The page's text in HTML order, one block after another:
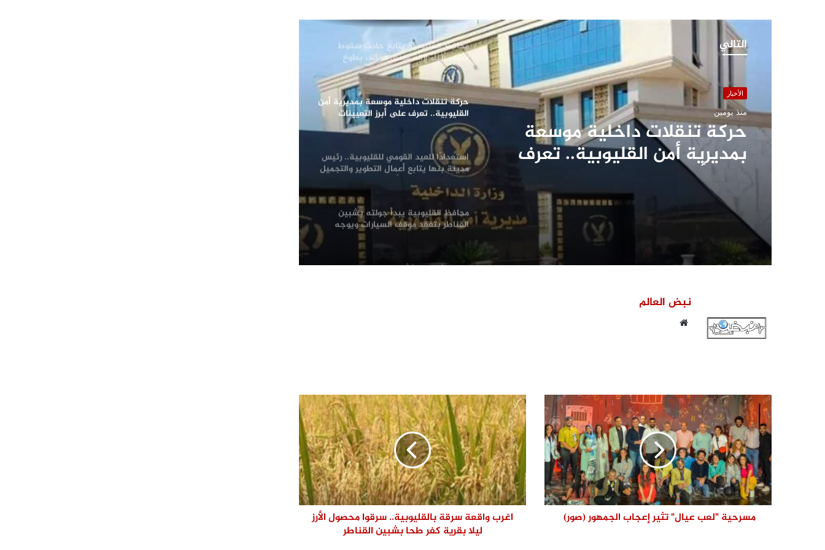
التالي
الأخبار
منذ يومين
حركة تنقلات داخلية موسعة
بمديرية أمن القليوبية.. تعرف
على أبرز التعيينات
محافظ القليوبية يتابع حادث سقوط
سقف أثناء إزالة مبنى مخالف بطوخ
ويوجه بصرف إعانة عاجلة لأسرة العامل
المتوفى
حركة تنقلات داخلية موسعة بمديرية أمن
القليوبية.. تعرف على أبرز التعيينات
استعدادًا للعيد القومي للقليوبية.. رئيس
مدينة بنها يتابع أعمال التطوير والتجميل
لظهور المدينة في أبهى صورها
محافظ القليوبية يبدأ جولته بشبين
القناطر بتفقد موقف السيارات ويوجه
فحص شكوى بشأن بناء في مجول..
بالفترة المسائية للعيادات الخارجية
بمستشفى بنها التعليمي عقب بدء
تشغيلها
رئيس مياه القليوبية يتفقد مصنع سويلم
لصناعة مواسير الفخار لبحث تعزيز التعاون
ودعم الصناعة الوطنية
وزيرة التنمية المحلية والبيئة ومحافظ
القليوبية يفتتحان 3 مراكز تكنولوجية
جديدة بالقناطر الخيرية
نبض العالم
مسرحية "لعب عيال" تثير إعجاب الجمهور (صور)
اغرب واقعة سرقة بالقليوبية.. سرقوا محصول الأرز
ليلا بقرية كفر طحا بشبين القناطر